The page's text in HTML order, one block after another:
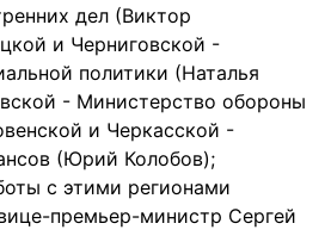
дел (Виктор
и Черниговской -
политики (Наталья
- Министерство обороны
и Черкасской -
(Юрий Колобов);
с этими регионами
премьер-министр Сергей